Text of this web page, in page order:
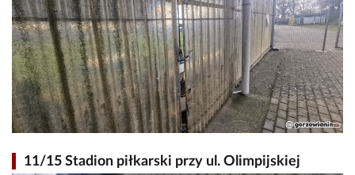
11/15 Stadion piłkarski przy ul. Olimpijskiej